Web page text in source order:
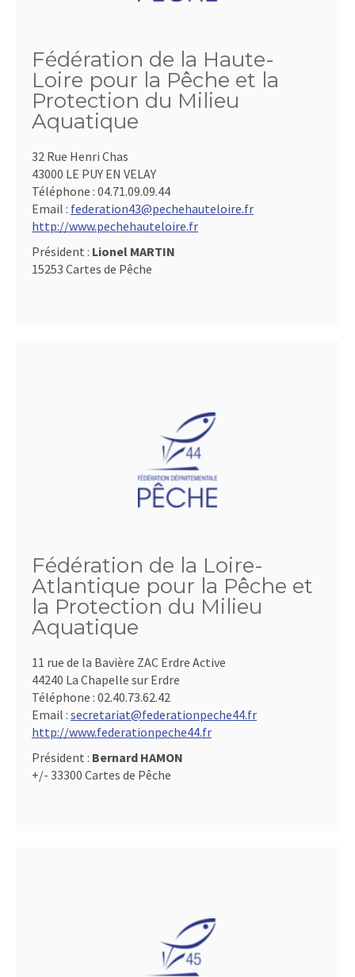
Fédération de la Haute-
Loire pour la Pêche et la
Protection du Milieu
Aquatique
32 Rue Henri Chas
43000 LE PUY EN VELAY
Téléphone : 04.71.09.09.44
Email : federation43@pechehauteloire.fr
http://www.pechehauteloire.fr
Président : Lionel MARTIN
15253 Cartes de Pêche
Fédération de la Loire-
Atlantique pour la Pêche et
la Protection du Milieu
Aquatique
11 rue de la Bavière ZAC Erdre Active
44240 La Chapelle sur Erdre
Téléphone : 02.40.73.62.42
Email : secretariat@federationpeche44.fr
http://www.federationpeche44.fr
Président : Bernard HAMON
+/- 33300 Cartes de Pêche